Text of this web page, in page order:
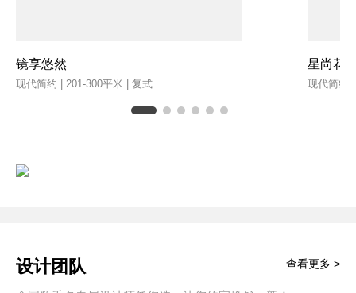
镜享悠然
现代简约 | 201-300平米 | 复式
星尚花
现代简约
设计团队 查看更多 >